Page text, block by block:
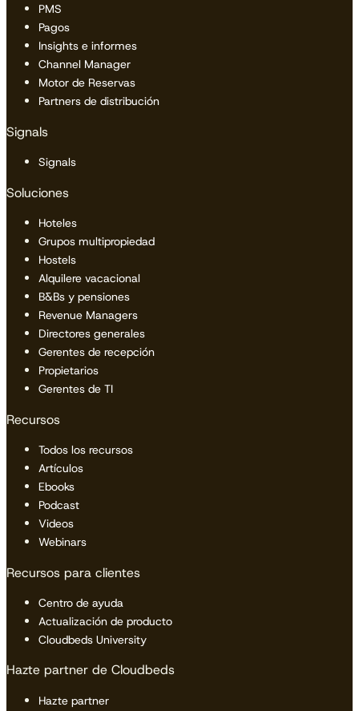
PMS
Pagos
Insights e informes
Channel Manager
Motor de Reservas
Partners de distribución
Signals
Signals
Soluciones
Hoteles
Grupos multipropiedad
Hostels
Alquilere vacacional
B&Bs y pensiones
Revenue Managers
Directores generales
Gerentes de recepción
Propietarios
Gerentes de TI
Recursos
Todos los recursos
Artículos
Ebooks
Podcast
Videos
Webinars
Recursos para clientes
Centro de ayuda
Actualización de producto
Cloudbeds University
Hazte partner de Cloudbeds
Hazte partner